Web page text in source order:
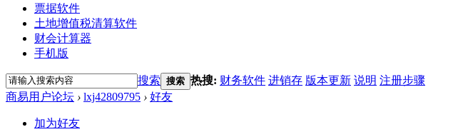
票据软件
土地增值税清算软件
财会计算器
手机版
搜索 搜索 热搜: 财务软件 进销存 版本更新 说明 注册步骤
商易用户论坛 › lxj42809795 › 好友
加为好友